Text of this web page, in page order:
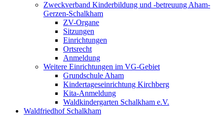
Zweckverband Kinderbildung und -betreuung Aham-
Gerzen-Schalkham
ZV-Organe
Sitzungen
Einrichtungen
Ortsrecht
Anmeldung
Weitere Einrichtungen im VG-Gebiet
Grundschule Aham
Kindertageseinrichtung Kirchberg
Kita-Anmeldung
Waldkindergarten Schalkham e.V.
Waldfriedhof Schalkham